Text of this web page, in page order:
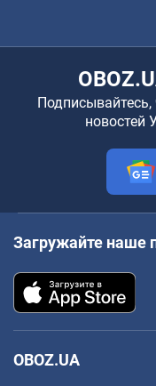
новостей
Загружайте наше
OBOZ.UA